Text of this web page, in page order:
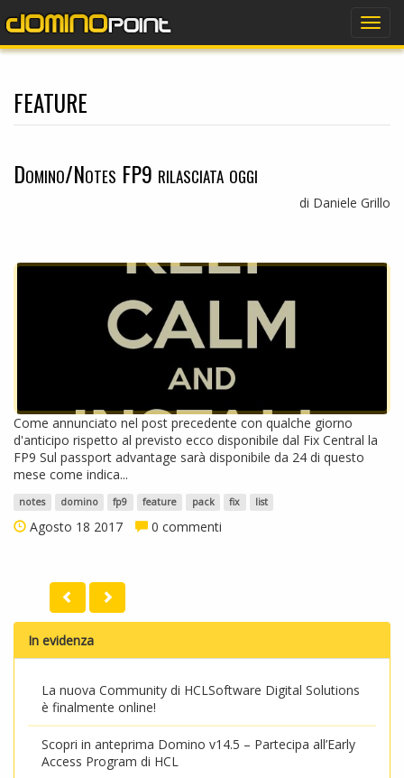
feature
Domino/Notes FP9 rilasciata oggi
di Daniele Grillo
Come annunciato nel post precedente con qualche giorno
d'anticipo rispetto al previsto ecco disponibile dal Fix Central la
FP9 Sul passport advantage sarà disponibile da 24 di questo
mese come indica...
notes domino fp9 feature pack fix list
Agosto 18 2017 0 commenti
In evidenza
La nuova Community di HCLSoftware Digital Solutions
è finalmente online!
Scopri in anteprima Domino v14.5 – Partecipa all’Early
Access Program di HCL